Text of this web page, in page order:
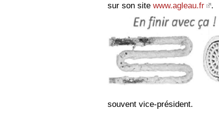
sur son site www.agleau.fr .
souvent vice-président.